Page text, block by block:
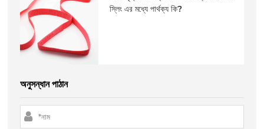
স্লিং এর মধ্যে পার্থক্য কি?
অনুসন্ধান পাঠান